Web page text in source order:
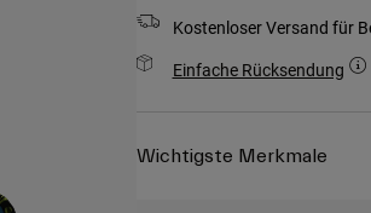
Kostenloser Versand für
Einfache Rücksendung
Wichtigste Merkmale